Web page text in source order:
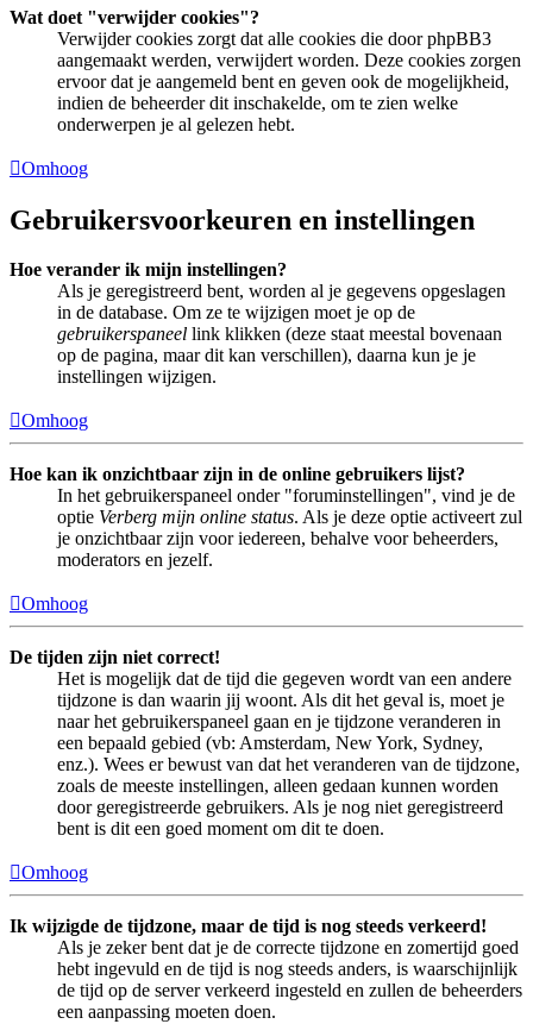
Wat doet "verwijder cookies"?
Verwijder cookies zorgt dat alle cookies die door phpBB3
aangemaakt werden, verwijdert worden. Deze cookies zorgen
ervoor dat je aangemeld bent en geven ook de mogelijkheid,
indien de beheerder dit inschakelde, om te zien welke
onderwerpen je al gelezen hebt.
Omhoog
Gebruikersvoorkeuren en instellingen
Hoe verander ik mijn instellingen?
Als je geregistreerd bent, worden al je gegevens opgeslagen
in de database. Om ze te wijzigen moet je op de
gebruikerspaneel link klikken (deze staat meestal bovenaan
op de pagina, maar dit kan verschillen), daarna kun je je
instellingen wijzigen.
Omhoog
Hoe kan ik onzichtbaar zijn in de online gebruikers lijst?
In het gebruikerspaneel onder "foruminstellingen", vind je de
optie Verberg mijn online status. Als je deze optie activeert zul
je onzichtbaar zijn voor iedereen, behalve voor beheerders,
moderators en jezelf.
Omhoog
De tijden zijn niet correct!
Het is mogelijk dat de tijd die gegeven wordt van een andere
tijdzone is dan waarin jij woont. Als dit het geval is, moet je
naar het gebruikerspaneel gaan en je tijdzone veranderen in
een bepaald gebied (vb: Amsterdam, New York, Sydney,
enz.). Wees er bewust van dat het veranderen van de tijdzone,
zoals de meeste instellingen, alleen gedaan kunnen worden
door geregistreerde gebruikers. Als je nog niet geregistreerd
bent is dit een goed moment om dit te doen.
Omhoog
Ik wijzigde de tijdzone, maar de tijd is nog steeds verkeerd!
Als je zeker bent dat je de correcte tijdzone en zomertijd goed
hebt ingevuld en de tijd is nog steeds anders, is waarschijnlijk
de tijd op de server verkeerd ingesteld en zullen de beheerders
een aanpassing moeten doen.